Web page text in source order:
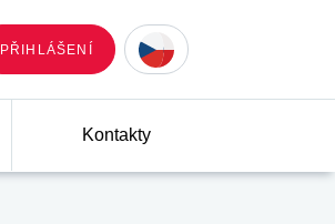
PŘIHLÁŠENÍ
Kontakty